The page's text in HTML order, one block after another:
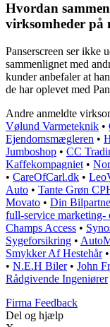
Hvordan
virksomheder på
Panserscreen ser ikke
sammenlignet med
kunder anbefaler at
de har oplevet med
Andre anmeldte
Vølund Varmeteknik •
Ejendomsmægleren •
Jumboshop • CC
Kaffekompagniet •
• CareOfCarl.dk •
Auto • Tante Grøn
Movato • Din
full-service marketing-
Champs Access •
Sygeforsikring •
Smykker Af Hestehår•
• N.E.H Biler• John
Rådgivende Ingeniører
Firma Feedback
Del og hjælp